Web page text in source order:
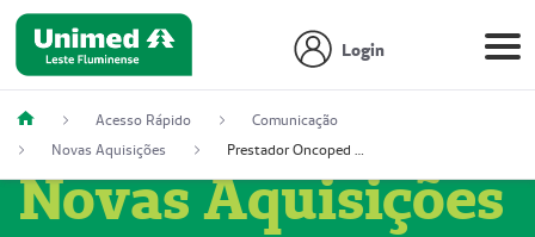
Login
Acesso Rápido
Comunicação
Novas Aquisições
Prestador Oncoped Serviços Médicos (51004335-0)
Novas Aquisições